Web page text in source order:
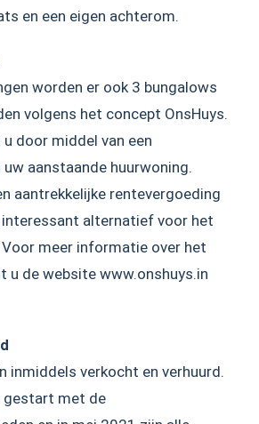
en een eigen achterom.
worden er ook 3 bungalows
volgens het concept OnsHuys.
door middel van een
aanstaande huurwoning.
aantrekkelijke rentevergoeding
interessant alternatief voor het
meer informatie over het
u de website www.onshuys.in
inmiddels verkocht en verhuurd.
gestart met de